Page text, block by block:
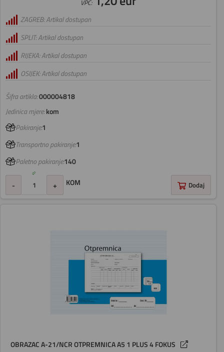
Šifra artikla:000004818
VPC:
ZAGREB: Artikal dostupan
SPLIT: Artikal dostupan
RIJEKA: Artikal dostupan
OSIJEK: Artikal dostupan
Jedinica mjere:kom
Pakiranje:1
Transportno pakiranje:1
Paletno pakiranje:140
- + KOM Dodaj
OBRAZAC A-21/NCR OTPREMNICA A5 1 PLUS 4 FOKUS